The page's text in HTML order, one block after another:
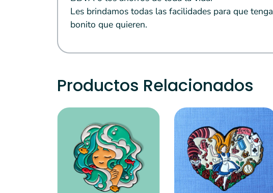
Les brindamos todas las facilidades para que
bonito que quieren.
Productos Relacionados